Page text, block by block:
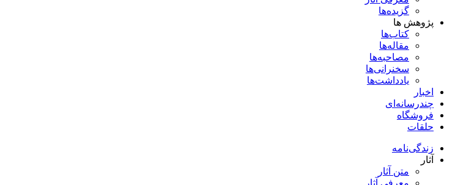
گزیده‌ها
پژوهش ها
کتاب‌ها
مقاله‌ها
مصاحبه‌ها
سخنرانی‌ها
یادداشت‌ها
اخبار
چندرسانه‌ای
فروشگاه
حلقات
زندگی‌نامه
آثار
متن آثار
معرفی آثار